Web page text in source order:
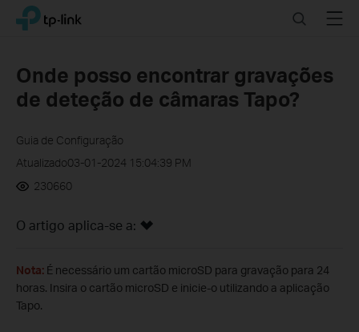
Click
navigation
TP-Link, Reliably Smart SearchMenu
Onde posso encontrar gravações
de deteção de câmaras Tapo?
Guia de Configuração
Atualizado03-01-2024 15:04:39 PM
230660
O artigo aplica-se a:
Nota: É necessário um cartão microSD para gravação para 24
horas. Insira o cartão microSD e inicie-o utilizando a aplicação
Tapo.